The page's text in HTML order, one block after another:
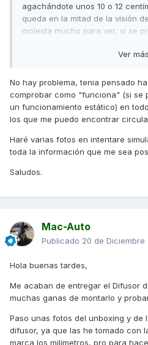
agachándote unos 10 o 12
queda en la mitad de la visión
molesta mucho para ver, si se
!Gracias!
Ver
No hay problema, tenia pensado
comprobar como "funciona" (si se
un funcionamiento estático) en
los que me puedo encontrar
Haré varias fotos en intentare
toda la información que me sea
Saludos.
Mac-Auto
Publicado 20 de Diciembre
Hola buenas tardes,
Me acaban de entregar el Difusor
muchas ganas de montarlo y
Paso unas fotos del unboxing y de
difusor, ya que las he tomado con
marca los milímetros, pro para